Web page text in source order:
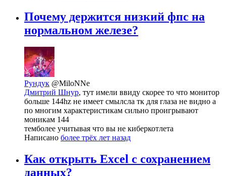
Почему держится низкий фпс на
нормальном железе?
Рундук @MiloNNe
Дмитрий Шнур, тут имели ввиду скорее то что монитор
больше 144hz не имеет смылсла тк для глаза не видно а
по многим характеристикам сильно проигрывают
моникам 144
темболее учитывая что вы не киберкотлета
Написано более трёх лет назад
Как открыть Excel с сохранением
данных?